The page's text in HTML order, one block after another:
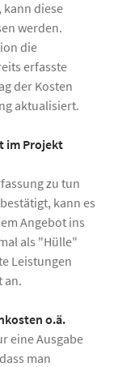
kann diese
werden.
die
erfasste
der Kosten
aktualisiert.
im Projekt
zu tun
kann es
Angebot ins
als "Hülle"
Leistungen
an.
o.ä.
eine Ausgabe
man